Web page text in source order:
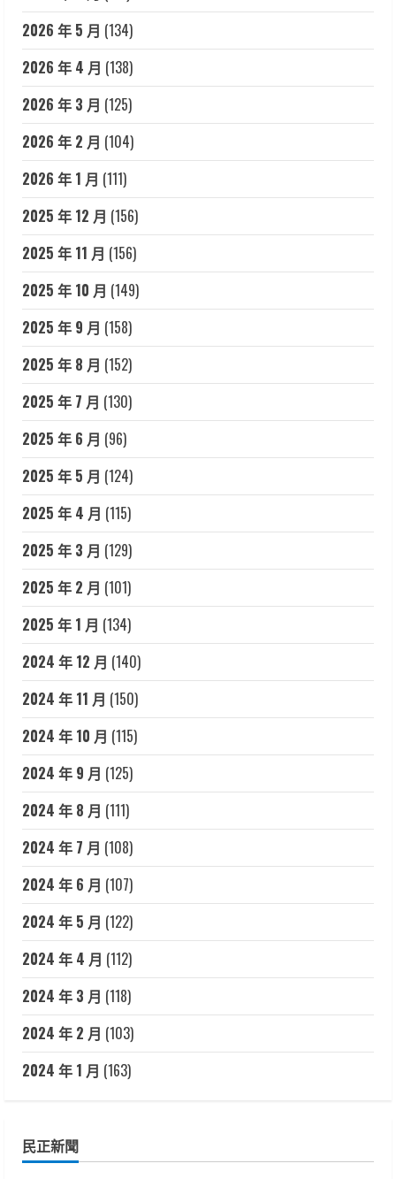
2026 年 5 月 (134)
2026 年 4 月 (138)
2026 年 3 月 (125)
2026 年 2 月 (104)
2026 年 1 月 (111)
2025 年 12 月 (156)
2025 年 11 月 (156)
2025 年 10 月 (149)
2025 年 9 月 (158)
2025 年 8 月 (152)
2025 年 7 月 (130)
2025 年 6 月 (96)
2025 年 5 月 (124)
2025 年 4 月 (115)
2025 年 3 月 (129)
2025 年 2 月 (101)
2025 年 1 月 (134)
2024 年 12 月 (140)
2024 年 11 月 (150)
2024 年 10 月 (115)
2024 年 9 月 (125)
2024 年 8 月 (111)
2024 年 7 月 (108)
2024 年 6 月 (107)
2024 年 5 月 (122)
2024 年 4 月 (112)
2024 年 3 月 (118)
2024 年 2 月 (103)
2024 年 1 月 (163)
民正新聞